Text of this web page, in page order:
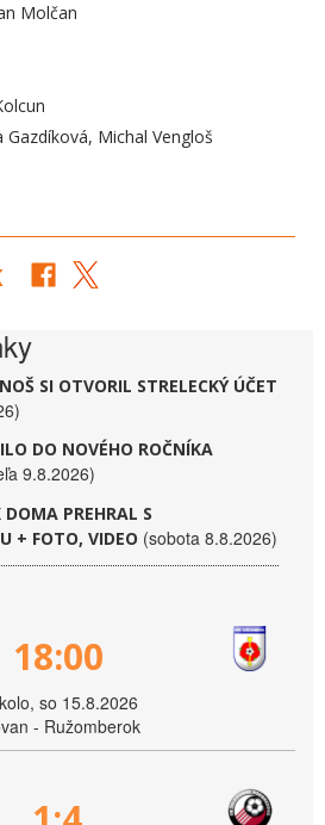
Molčan
Gazdíková, Michal Vengloš
SI OTVORIL STRELECKÝ ÚČET
DO NOVÉHO ROČNÍKA
9.8.2026)
DOMA PREHRAL S
+ FOTO, VIDEO (sobota 8.8.2026)
18:00
so 15.8.2026
- Ružomberok